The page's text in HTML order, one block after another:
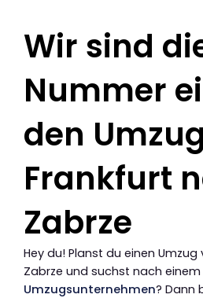
Wir sind
Nummer
den
Frankfurt
Zabrze
Hey du! Planst du einen
Zabrze und suchst nach
Umzugsunternehmen? Dann